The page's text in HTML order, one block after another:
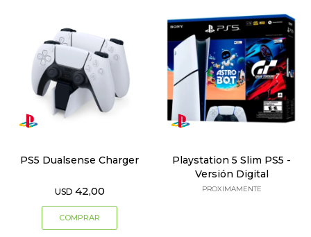
PS5 Dualsense Charger
USD 42,00
Playstation 5 Slim PS5 -
Versión Digital
PROXIMAMENTE